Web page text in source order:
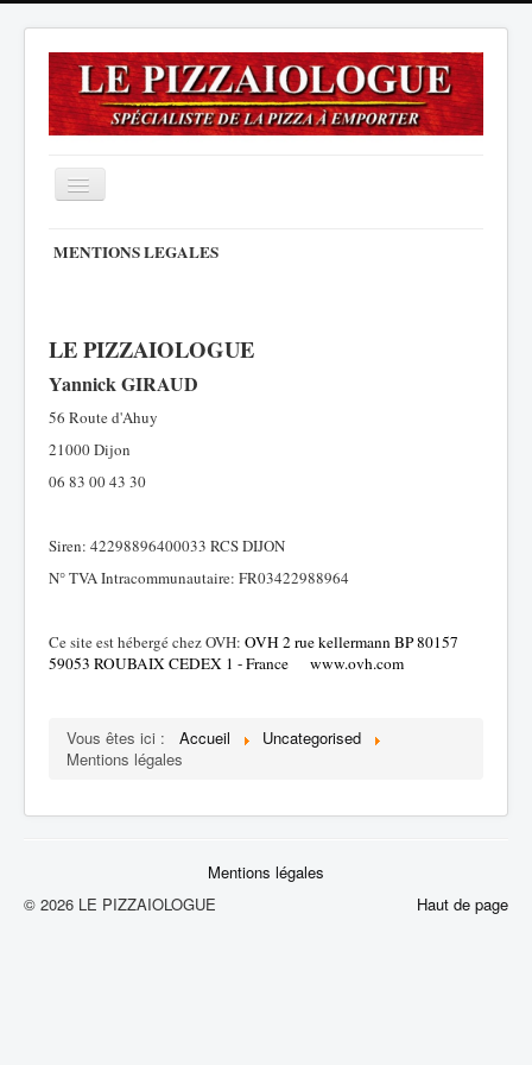
Menu Principal
Notre Carte
Ouvertures
Nous Trouver
Pizz' à Domicile
Plan de Site
MENTIONS LEGALES
LE PIZZAIOLOGUE
Yannick GIRAUD
56 Route d'Ahuy
21000 Dijon
06 83 00 43 30
Siren: 42298896400033 RCS DIJON
N° TVA Intracommunautaire: FR03422988964
Ce site est hébergé chez OVH: OVH 2 rue kellermann BP 80157
59053 ROUBAIX CEDEX 1 - France
www.ovh.com
Vous êtes ici : Accueil
Uncategorised
Mentions légales
Mentions légales
Haut de page
© 2026 LE PIZZAIOLOGUE